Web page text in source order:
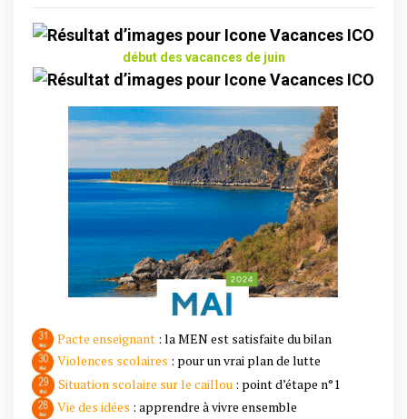
début des vacances de juin
Pacte enseignant : la MEN est satisfaite du bilan
Violences scolaires : pour un vrai plan de lutte
Situation scolaire sur le caillou : point d’étape n°1
Vie des idées : apprendre à vivre ensemble